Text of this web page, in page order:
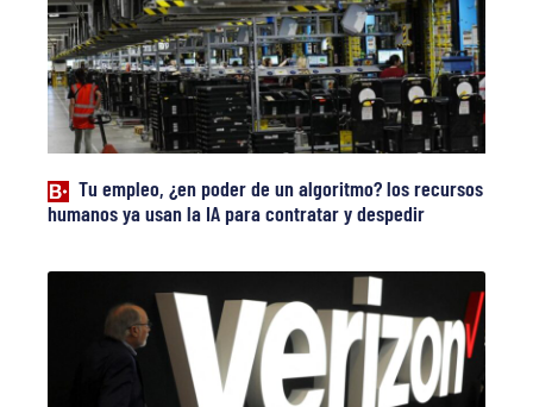
Tu empleo, ¿en poder de un algoritmo? los recursos
humanos ya usan la IA para contratar y despedir